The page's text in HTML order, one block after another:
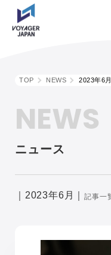
NEWS
ニュース
TOP NEWS 2023年6月
｜2023年6月｜記事一